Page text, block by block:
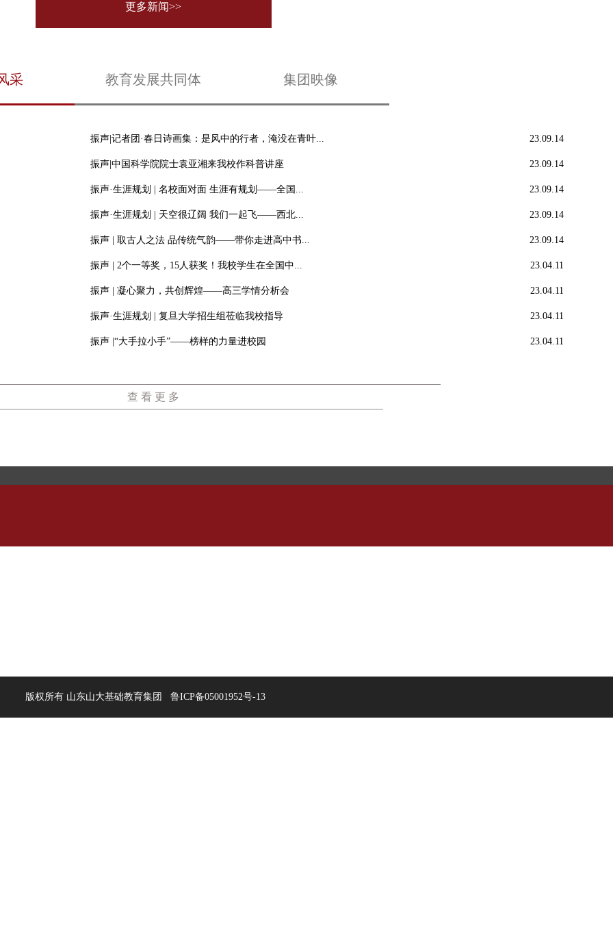
更多新闻>>
采 教育发展共同体 集团映像
振声|记者团·春日诗画集：是风中的行者，淹没在青叶... 23.09.14
振声|中国科学院院士袁亚湘来我校作科普讲座 23.09.14
振声·生涯规划 | 名校面对面 生涯有规划——全国... 23.09.14
振声·生涯规划 | 天空很辽阔 我们一起飞——西北... 23.09.14
振声 | 取古人之法 品传统气韵——带你走进高中书... 23.09.14
振声 | 2个一等奖，15人获奖！我校学生在全国中... 23.04.11
振声 | 凝心聚力，共创辉煌——高三学情分析会 23.04.11
振声·生涯规划 | 复旦大学招生组莅临我校指导 23.04.11
振声 |“大手拉小手”——榜样的力量进校园 23.04.11
查 看 更 多
微信 关注微博 QQ校园号
版权所有 山东山大基础教育集团 鲁ICP备05001952号-13